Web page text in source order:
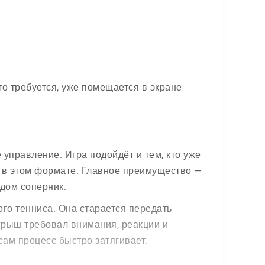
требуется, уже помещается в экране
Игра подойдёт и тем, кто уже
в этом формате. Главное преимущество —
соперник.
тенниса. Она старается передать
требовал внимания, реакции и
процесс быстро затягивает.